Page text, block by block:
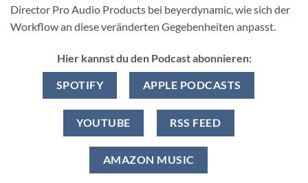
Director Pro Audio Products bei beyerdynamic, wie sich der
Workflow an diese veränderten Gegebenheiten anpasst.
Hier kannst du den Podcast abonnieren:
SPOTIFY APPLE PODCASTS
YOUTUBE RSS FEED
AMAZON MUSIC